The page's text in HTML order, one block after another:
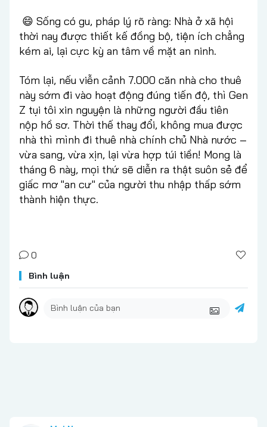
😄 Sống có gu, pháp lý rõ ràng: Nhà ở xã hội
thời nay được thiết kế đồng bộ, tiện ích chẳng
kém ai, lại cực kỳ an tâm về mặt an ninh.
Tóm lại, nếu viễn cảnh 7.000 căn nhà cho thuê
này sớm đi vào hoạt động đúng tiến độ, thì Gen
Z tụi tôi xin nguyện là những người đầu tiên
nộp hồ sơ. Thời thế thay đổi, không mua được
nhà thì mình đi thuê nhà chính chủ Nhà nước –
vừa sang, vừa xịn, lại vừa hợp túi tiền! Mong là
tháng 6 này, mọi thứ sẽ diễn ra thật suôn sẻ để
giấc mơ "an cư" của người thu nhập thấp sớm
thành hiện thực.
0
Bình luận